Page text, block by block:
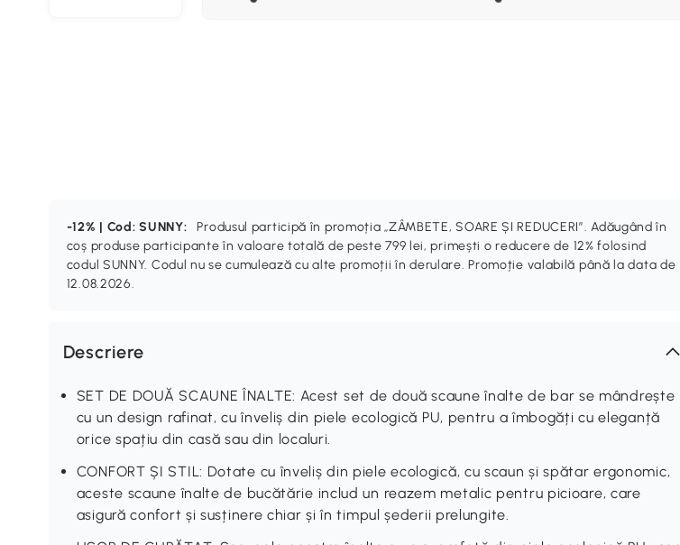
-12% | Cod: SUNNY:
Produsul participă în promoția „ZÂMBETE, SOARE ȘI REDUCERI”. Adăugând în
coș produse participante în valoare totală de peste 799 lei, primești o reducere de 12% folosind
codul SUNNY. Codul nu se cumulează cu alte promoții în derulare. Promoție valabilă până la data de
12.08.2026.
Descriere
SET DE DOUĂ SCAUNE ÎNALTE: Acest set de două scaune înalte de bar se mândrește
cu un design rafinat, cu înveliș din piele ecologică PU, pentru a îmbogăți cu eleganță
orice spațiu din casă sau din localuri.
CONFORT ȘI STIL: Dotate cu înveliș din piele ecologică, cu scaun și spătar ergonomic,
aceste scaune înalte de bucătărie includ un reazem metalic pentru picioare, care
asigură confort și susținere chiar și în timpul șederii prelungite.